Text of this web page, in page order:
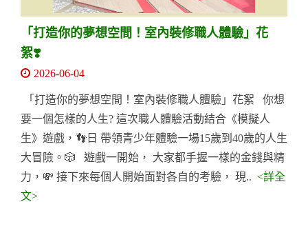
「打造你的夢想空間！室內裝修職人體驗」花
絮❣️
2026-06-04
「打造你的夢想空間！室內裝修職人體驗」花絮 你想
要一個怎樣的人生? 這次職人體驗活動結合《模擬人
生》遊戲，👣日 帶領青少年體驗一場15歲到40歲的人生
大冒險。🎲 遊戲一開始， 大家都手握一樣的金錢與精
力，💸 接下來每個人開始面對各自的考驗， 現.. <詳全
文>